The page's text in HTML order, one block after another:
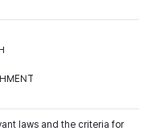
laws and the criteria for